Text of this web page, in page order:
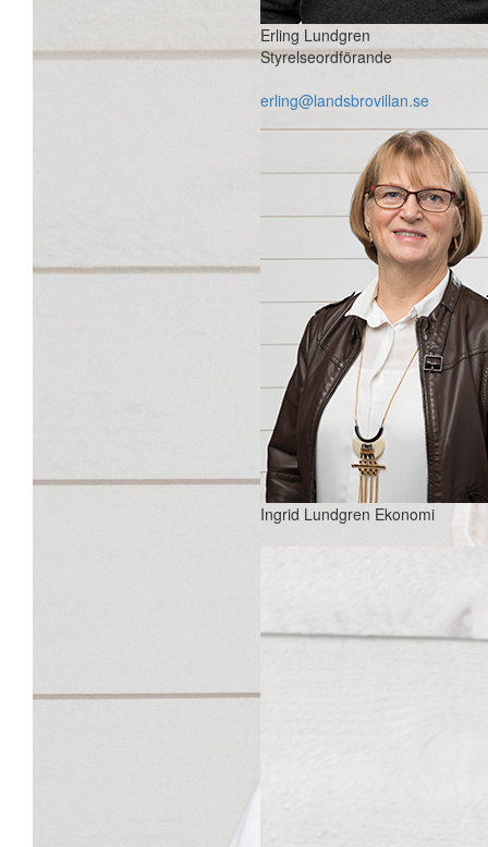
Erling Lundgren
Styrelseordförande
erling@landsbrovillan.se
Ingrid Lundgren Ekonomi